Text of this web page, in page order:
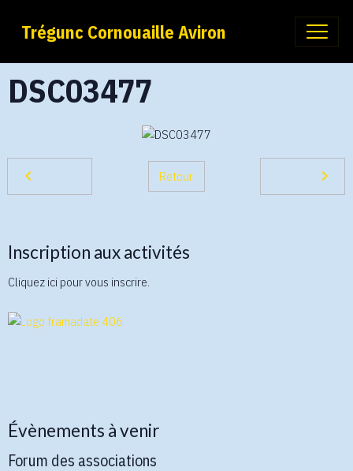
Trégunc Cornouaille Aviron
DSC03477
Retour
Inscription aux activités
Cliquez ici pour vous inscrire.
Évènements à venir
Forum des associations